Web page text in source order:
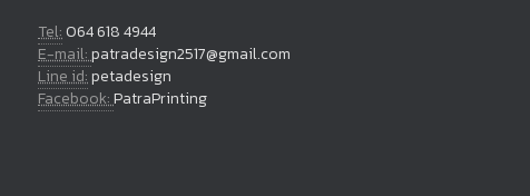
Tel:064 618 4944
E-mail:patradesign2517@gmail.com
Line id:petadesign
Facebook:PatraPrinting